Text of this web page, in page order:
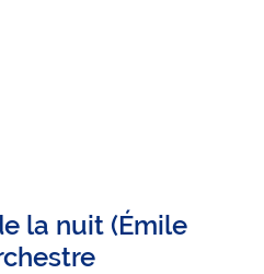
la nuit (Émile